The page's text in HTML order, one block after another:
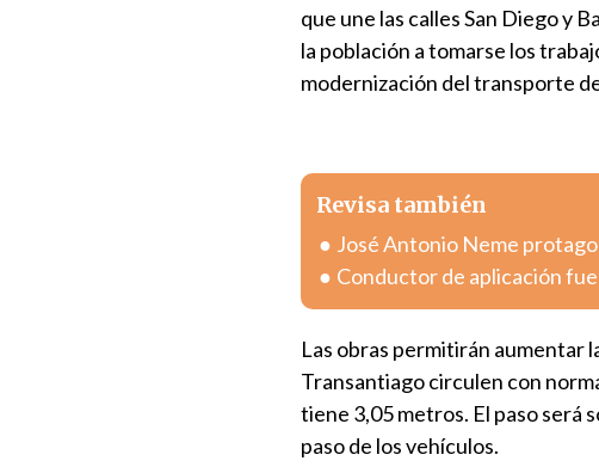
que une las calles San Diego y
la población a tomarse los
modernización del transporte
Revisa también
José Antonio Neme
Conductor de aplicación
Las obras permitirán aumentar
Transantiago circulen con
tiene 3,05 metros. El paso será
paso de los vehículos.